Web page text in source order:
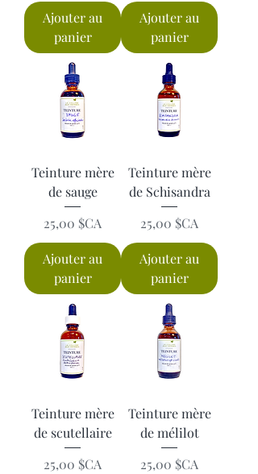
Ajouter au
panier
Ajouter au
panier
Teinture mère
de sauge
Prix
25,00 $CA
Ajouter au
panier
Teinture mère
de Schisandra
Prix
25,00 $CA
Ajouter au
panier
Teinture mère
de scutellaire
Prix
25,00 $CA
Teinture mère
de mélilot
Prix
25,00 $CA